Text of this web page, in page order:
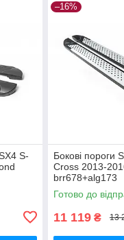
S-
–16%
Бокові пороги
Cross 2013-
brr678+alg173
Готово до
11 119 ₴ 13